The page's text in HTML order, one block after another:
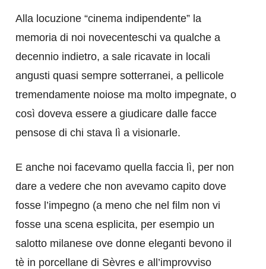
Alla locuzione “cinema indipendente” la
memoria di noi novecenteschi va qualche a
decennio indietro, a sale ricavate in locali
angusti quasi sempre sotterranei, a pellicole
tremendamente noiose ma molto impegnate, o
così doveva essere a giudicare dalle facce
pensose di chi stava lì a visionarle.
E anche noi facevamo quella faccia lì, per non
dare a vedere che non avevamo capito dove
fosse l’impegno (a meno che nel film non vi
fosse una scena esplicita, per esempio un
salotto milanese ove donne eleganti bevono il
tè in porcellane di Sèvres e all’improvviso